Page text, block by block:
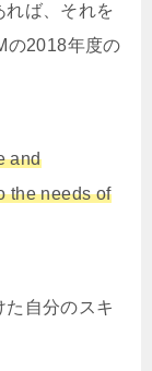
れば、それを
の2018年度の
and
the needs of
自分のスキ